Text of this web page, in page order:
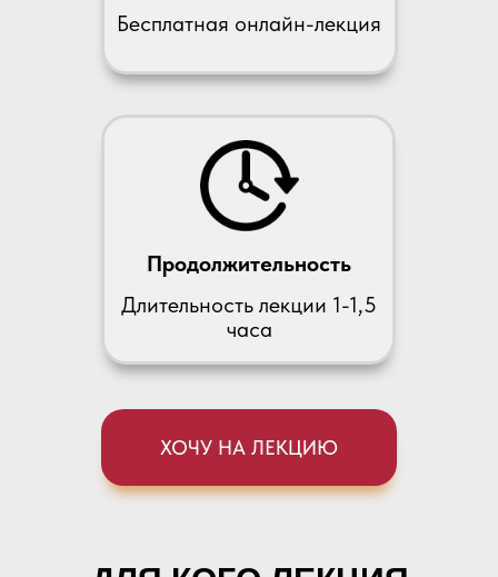
Продолжительность
Бесплатная онлайн-лекция
Длительность лекции 1-1,5
часа
ХОЧУ НА ЛЕКЦИЮ